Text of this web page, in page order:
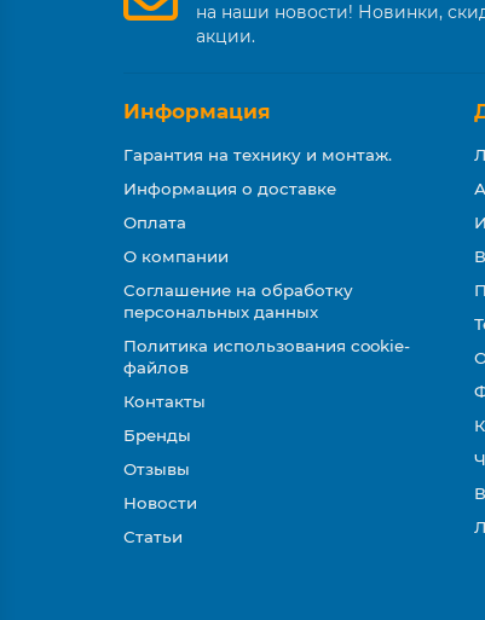
на наши новости! Новинки,
акции.
Информация
Гарантия на технику и монтаж.
Информация о доставке
Оплата
О компании
Соглашение на обработку
персональных данных
Политика использования cookie-
файлов
Контакты
Бренды
Отзывы
Новости
Статьи